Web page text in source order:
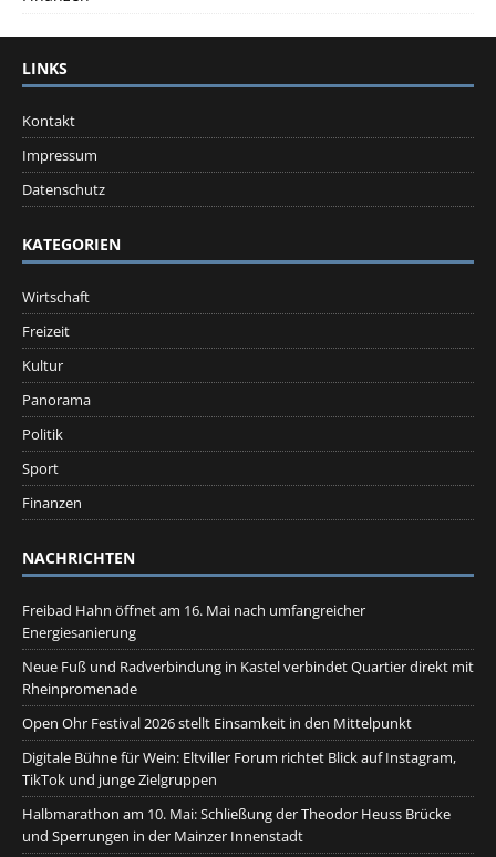
LINKS
Kontakt
Impressum
Datenschutz
KATEGORIEN
Wirtschaft
Freizeit
Kultur
Panorama
Politik
Sport
Finanzen
NACHRICHTEN
Freibad Hahn öffnet am 16. Mai nach umfangreicher
Energiesanierung
Neue Fuß und Radverbindung in Kastel verbindet Quartier direkt mit
Rheinpromenade
Open Ohr Festival 2026 stellt Einsamkeit in den Mittelpunkt
Digitale Bühne für Wein: Eltviller Forum richtet Blick auf Instagram,
TikTok und junge Zielgruppen
Halbmarathon am 10. Mai: Schließung der Theodor Heuss Brücke
und Sperrungen in der Mainzer Innenstadt